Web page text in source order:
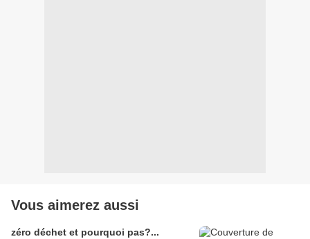
Vous aimerez aussi
zéro déchet et pourquoi pas?...